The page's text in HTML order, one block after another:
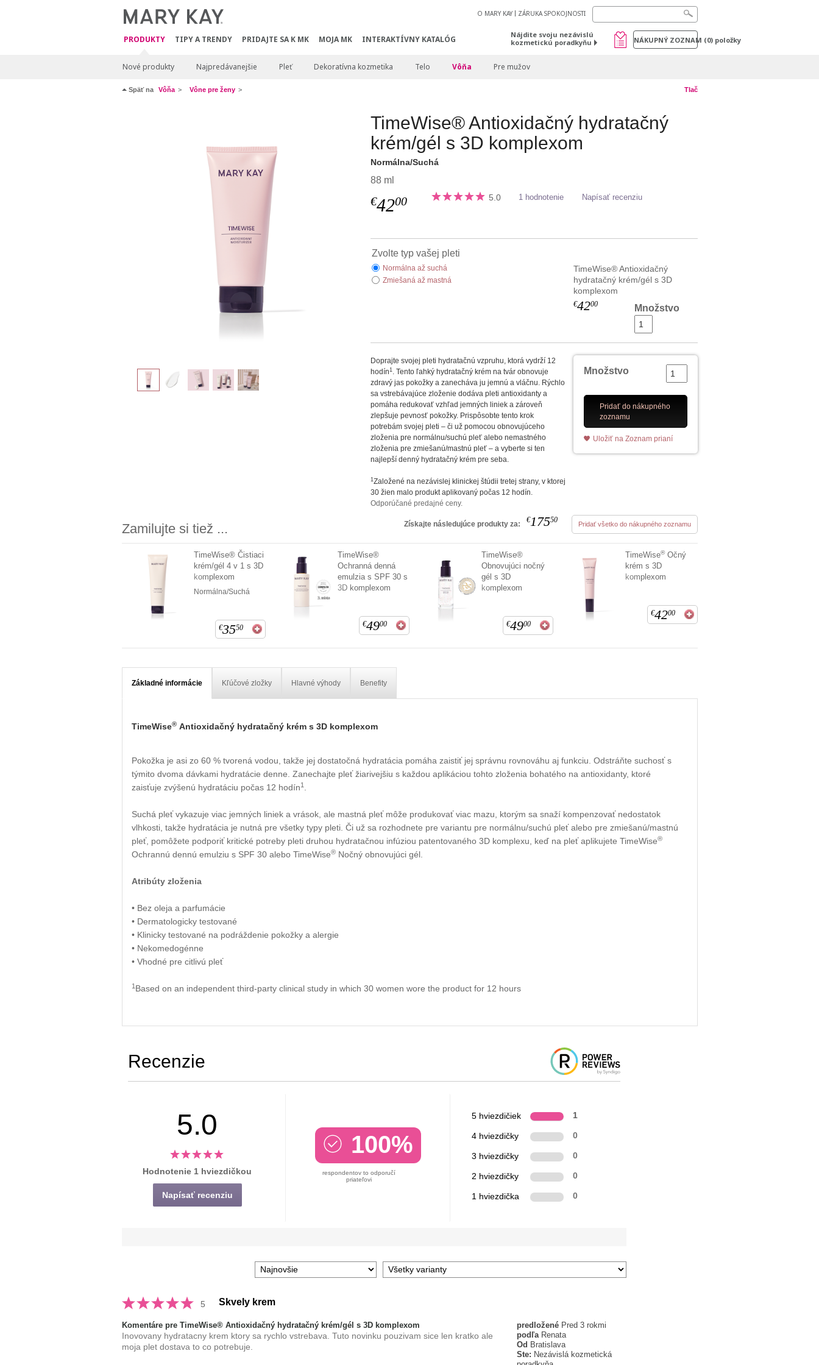
PRODUKTY TIPY A TRENDY PRIDAJTE SA K MK MOJA MK INTERAKTÍVNY KATALÓG
O MARY KAY ZÁRUKA SPOKOJNOSTI
Nájdite svoju nezávislú
kozmetickú poradkyňu
NÁKUPNÝ ZOZNAM (0) položky
Nové produkty Najpredávanejšie Pleť Dekoratívna kozmetika Telo Vôňa Pre mužov
Späť na Vôňa Vône pre ženy Tlač
TimeWise® Antioxidačný hydratačný
krém/gél s 3D komplexom
Normálna/Suchá
88 ml
€4200 5.0 1 hodnotenie Napísať recenziu
Zvolte typ vašej pleti
Normálna až suchá
Zmiešaná až mastná
TimeWise® Antioxidačný
hydratačný krém/gél s 3D
komplexom
€4200 Množstvo
Množstvo
Pridať do nákupného
zoznamu
Uložiť na Zoznam prianí
Doprajte svojej pleti hydratačnú vzpruhu, ktorá vydrží 12
hodín1 . Tento ľahký hydratačný krém na tvár obnovuje
zdravý jas pokožky a zanecháva ju jemnú a vláčnu. Rýchlo
sa vstrebávajúce zloženie dodáva pleti antioxidanty a
pomáha redukovať vzhľad jemných liniek a zároveň
zlepšuje pevnosť pokožky. Prispôsobte tento krok
potrebám svojej pleti – či už pomocou obnovujúceho
zloženia pre normálnu/suchú pleť alebo nemastného
zloženia pre zmiešanú/mastnú pleť – a vyberte si ten
najlepší denný hydratačný krém pre seba.
1Založené na nezávislej klinickej štúdii tretej strany, v ktorej
30 žien malo produkt aplikovaný počas 12 hodín.
Odporúčané predajné ceny.
Zamilujte si tiež ... Získajte následujúce produkty za: €17550 Pridať všetko do nákupného zoznamu
TimeWise® Čistiaci
krém/gél 4 v 1 s 3D
komplexom
Normálna/Suchá
€3550
TimeWise®
Ochranná denná
emulzia s SPF 30 s
3D komplexom
€4900
TimeWise®
Obnovujúci nočný
gél s 3D
komplexom
€4900
TimeWise®Očný
krém s 3D
komplexom
€4200
Základné informácie Kľúčové zložky Hlavné výhody Benefity
TimeWise®Antioxidačný hydratačný krém s 3D komplexom
Pokožka je asi zo 60 % tvorená vodou, takže jej dostatočná hydratácia pomáha zaistiť jej správnu rovnováhu aj funkciu. Odstráňte suchosť s
týmito dvoma dávkami hydratácie denne. Zanechajte pleť žiarivejšiu s každou aplikáciou tohto zloženia bohatého na antioxidanty, ktoré
zaisťuje zvýšenú hydratáciu počas 12 hodín1.
Suchá pleť vykazuje viac jemných liniek a vrások, ale mastná pleť môže produkovať viac mazu, ktorým sa snaží kompenzovať nedostatok
vlhkosti, takže hydratácia je nutná pre všetky typy pleti. Či už sa rozhodnete pre variantu pre normálnu/suchú pleť alebo pre zmiešanú/mastnú
pleť, pomôžete podporiť kritické potreby pleti druhou hydratačnou infúziou patentovaného 3D komplexu, keď na pleť aplikujete TimeWise®
Ochrannú dennú emulziu s SPF 30 alebo TimeWise®Nočný obnovujúci gél.
Atribúty zloženia
• Bez oleja a parfumácie
• Dermatologicky testované
• Klinicky testované na podráždenie pokožky a alergie
• Nekomedogénne
• Vhodné pre citlivú pleť
1Based on an independent third-party clinical study in which 30 women wore the product for 12 hours
Recenzie
5.0
Hodnotenie 1 hviezdičkou
Napísať recenziu
100%
respondentov to odporučí
priateľovi
5 hviezdičiek 1
4 hviezdičky 0
3 hviezdičky 0
2 hviezdičky 0
1 hviezdička 0
5 Skvely krem
predložené Pred 3 rokmi
podľa Renata
Od Bratislava
Ste: Nezávislá kozmetická
Komentáre pre TimeWise® Antioxidačný hydratačný krém/gél s 3D komplexom
Inovovany hydratacny krem ktory sa rychlo vstrebava. Tuto novinku pouzivam sice len kratko ale
moja plet dostava to co potrebuje.